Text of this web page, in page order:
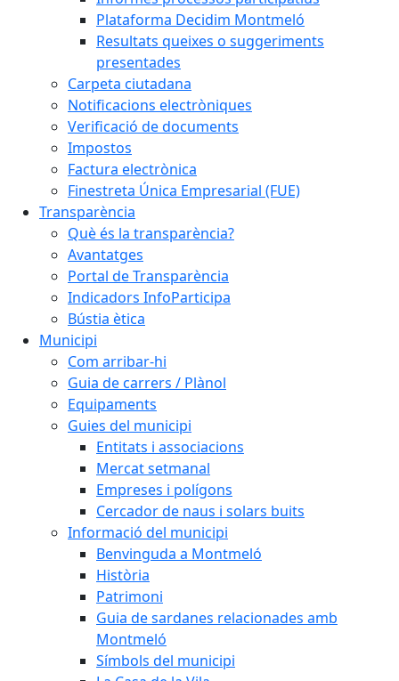
Plataforma Decidim Montmeló
Resultats queixes o suggeriments
presentades
Carpeta ciutadana
Notificacions electròniques
Verificació de documents
Impostos
Factura electrònica
Finestreta Única Empresarial (FUE)
Transparència
Què és la transparència?
Avantatges
Portal de Transparència
Indicadors InfoParticipa
Bústia ètica
Municipi
Com arribar-hi
Guia de carrers / Plànol
Equipaments
Guies del municipi
Entitats i associacions
Mercat setmanal
Empreses i polígons
Cercador de naus i solars buits
Informació del municipi
Benvinguda a Montmeló
Història
Patrimoni
Guia de sardanes relacionades amb
Montmeló
Símbols del municipi